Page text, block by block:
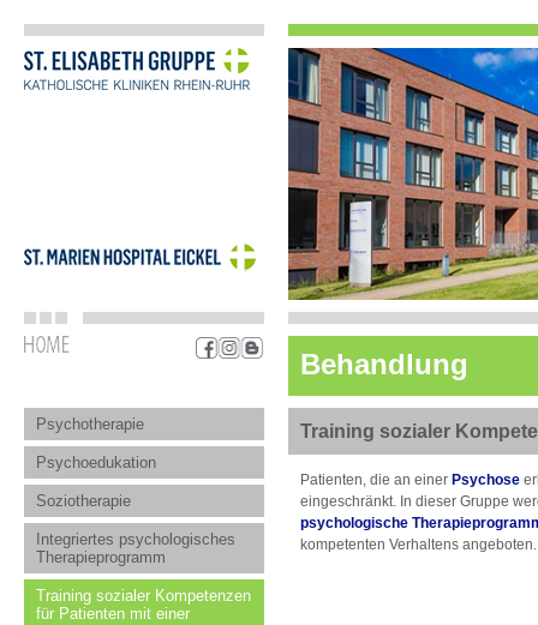
Behandlung
Psychotherapie
Psychoedukation
Soziotherapie
Integriertes psychologisches
Therapieprogramm
Training sozialer Kompetenzen
für Patienten mit einer
Training sozialer
Patienten, die an einer Psychose
eingeschränkt. In dieser Gruppe
psychologische
kompetenten Verhaltens angeboten.